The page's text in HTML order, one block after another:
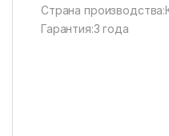
Страна
Гарантия:3 года